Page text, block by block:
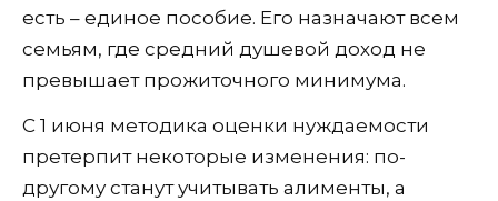
есть – единое пособие. Его назначают всем
семьям, где средний душевой доход не
превышает прожиточного минимума.
С 1 июня методика оценки нуждаемости
претерпит некоторые изменения: по-
другому станут учитывать алименты, а